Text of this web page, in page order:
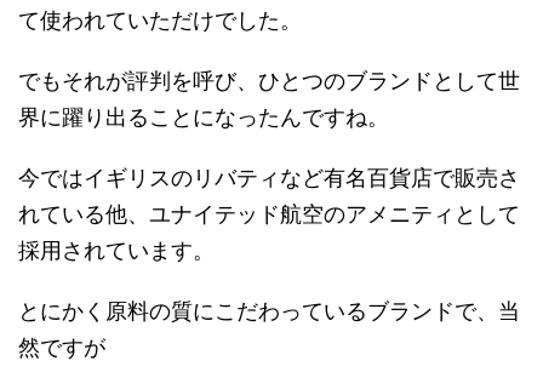
て使われていただけでした。
でもそれが評判を呼び、ひとつのブランドとして世
界に躍り出ることになったんですね。
今ではイギリスのリバティなど有名百貨店で販売さ
れている他、ユナイテッド航空のアメニティとして
採用されています。
とにかく原料の質にこだわっているブランドで、当
然ですが